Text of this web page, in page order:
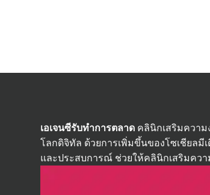
เอเจนซีรับทำการตลาด คลินิกเสริมควา
โลกดิจิทัล ด้วยการเพิ่มขึ้นของโซเชียล
และประสบการณ์ ช่วยให้คลินิกเสริมคว